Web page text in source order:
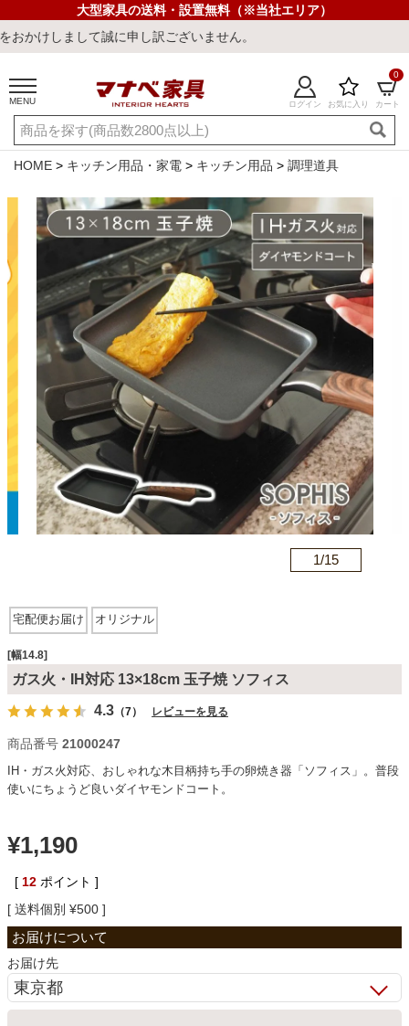
大型家具の送料・設置無料（※当社エリア）
誠に申し訳ございません。
MENU ログイン お気に入り カート
0
ご利用ガイド 新規会員登録
店舗一覧 閲覧履歴
キーワード・商品番号で探す
最短発送 冷感ラグ 冷感寝具 ワークデスク ウィルトンラ
カテゴリから探す
ソファ
椅子・チェア
食器棚・キッチン収納
ベッド
収納家具
学習机
HOME キッチン用品・家電 キッチン用品 調理道具
1/15
宅配便お届け オリジナル
[幅14.8]
ガス火・IH対応 13×18cm 玉子焼 ソフィス
4.3 （7） レビューを見る
商品番号 21000247
IH・ガス火対応、おしゃれな木目柄持ち手の卵焼き器「ソフィス」。普段
使いにちょうど良いダイヤモンドコート。
¥1,190
[ 12 ポイント ]
送料個別 ¥500
お届け先